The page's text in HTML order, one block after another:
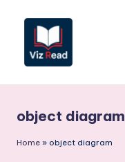
contenido
R
e
object diagram
Home » object diagram